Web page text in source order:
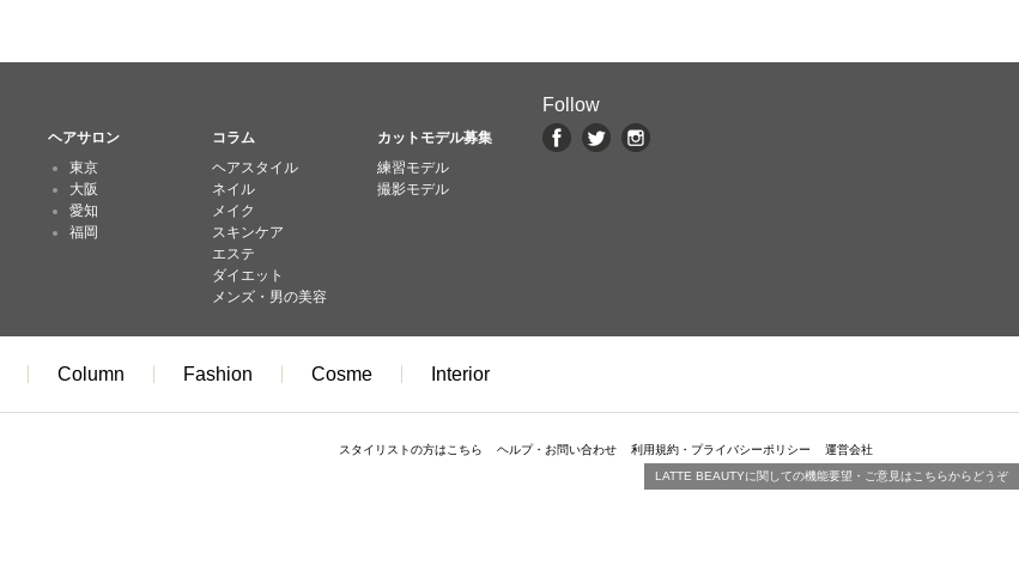
Follow
ヘアサロン コラム
カットモデル募集
東京
大阪
愛知
福岡
ヘアスタイル
ネイル
メイク
スキンケア
エステ
ダイエット
メンズ・男の美容
練習モデル
撮影モデル
Column Fashion Cosme Interior
スタイリストの方はこちら ヘルプ・お問い合わせ 利用規約・プライバシーポリシー
運営会社
LATTE BEAUTYに関しての機能要望・ご意見はこちらからどうぞ